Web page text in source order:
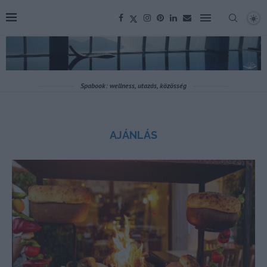
Spabook: wellness, utazás, közösség
AJÁNLÁS